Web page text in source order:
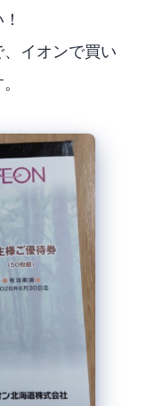
、イオンで買い